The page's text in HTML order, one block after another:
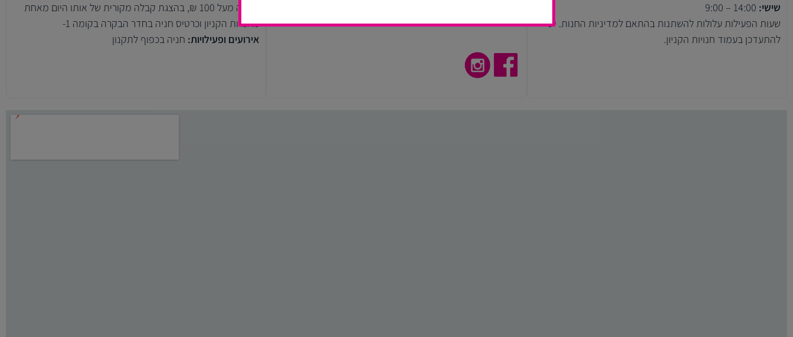
שישי:
שעות הפעילות עלולות להשתנות בהתאם למדיניות החנות. יש
להתעדכן בעמוד חנויות הקניון.
בקניה מעל 100 ₪, בהצגת קבלה מקורית של אותו היום מאחת
מחנויות הקניון וכרטיס חניה בחדר הבקרה בקומה 1-
אירועים ופעילויות: חניה בכפוף לתקנון